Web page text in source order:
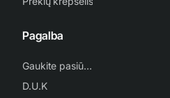
Pagalba
Gaukite pasiūlymą
D.U.K